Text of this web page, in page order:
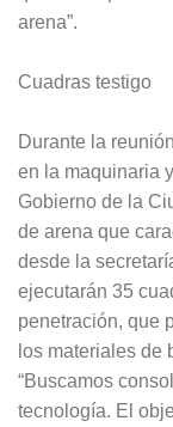
arena”.
Cuadras testigo
Durante la
en la maquinaria
Gobierno de la
de arena que
desde la
ejecutarán 35
penetración, que
los materiales de
“Buscamos
tecnología. El